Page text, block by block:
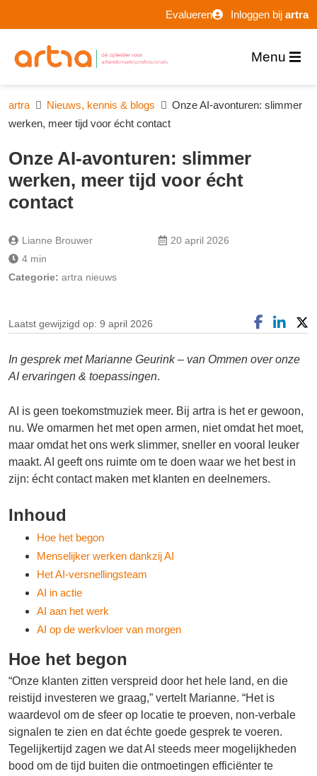
Evalueren Inloggen bij artra
Menu
artra Nieuws, kennis & blogs
Onze AI-avonturen: slimmer
werken, meer tijd voor écht contact
Onze AI-avonturen: slimmer
werken, meer tijd voor écht
contact
Lianne Brouwer
20 april 2026
4 min
Categorie: artra nieuws
Laatst gewijzigd op: 9 april 2026
In gesprek met Marianne Geurink – van Ommen over onze
AI ervaringen & toepassingen.
AI is geen toekomstmuziek meer. Bij artra is het er gewoon,
nu. We omarmen het met open armen, niet omdat het moet,
maar omdat het ons werk slimmer, sneller en vooral leuker
maakt. AI geeft ons ruimte om te doen waar we het best in
zijn: écht contact maken met klanten en deelnemers.
Inhoud
Hoe het begon
Menselijker werken dankzij AI
Het AI-versnellingsteam
AI in actie
AI aan het werk
AI op de werkvloer van morgen
Hoe het begon
“Onze klanten zitten verspreid door het hele land, en die
reistijd investeren we graag,” vertelt Marianne. “Het is
waardevol om de sfeer op locatie te proeven, non-verbale
signalen te zien en dat échte goede gesprek te voeren.
Tegelijkertijd zagen we dat AI steeds meer mogelijkheden
bood om de tijd buiten die ontmoetingen efficiënter te